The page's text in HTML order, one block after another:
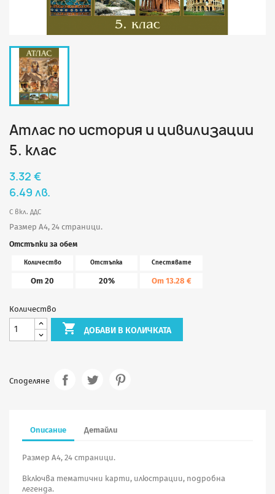
Атлас по история и цивилизации
5. клас
3.32 €
6.49 лв.
С вкл. ДДС
Размер A4, 24 страници.
Отстъпки за обем
Количество Отстъпка Спестявате
От 20 20% От 13.28 €
Количество
 ДОБАВИ В КОЛИЧКАТА
Споделяне
Описание Детайли
Размер A4, 24 страници.
Включва тематични карти, илюстрации, подробна
легенда.